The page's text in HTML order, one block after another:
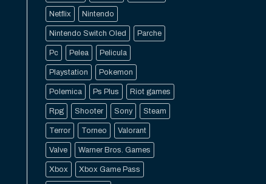
Netflix Nintendo
Nintendo Switch Oled Parche
Pc Pelea Pelicula
Playstation Pokemon
Polemica Ps Plus Riot games
Rpg Shooter Sony Steam
Terror Torneo Valorant
Valve Warner Bros. Games
Xbox Xbox Game Pass